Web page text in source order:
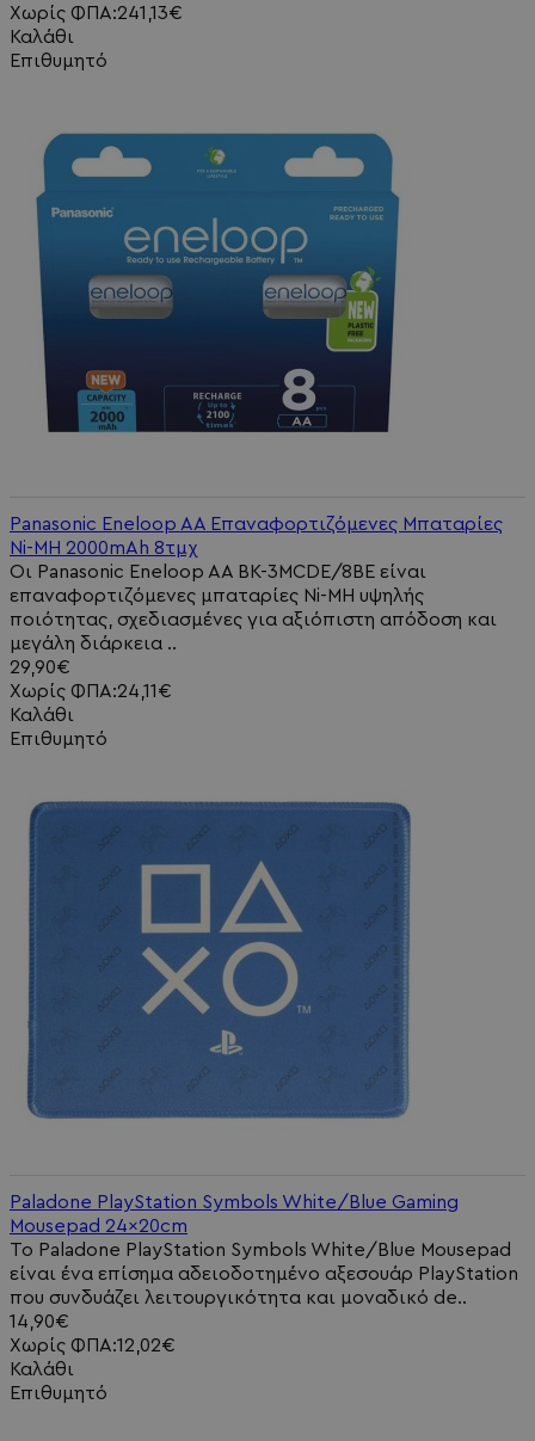
Χωρίς ΦΠΑ:241,13€
Καλάθι
Επιθυμητό
Panasonic Eneloop AA Επαναφορτιζόμενες Μπαταρίες
Ni-MH 2000mAh 8τμχ
Οι Panasonic Eneloop AA BK-3MCDE/8BE είναι
επαναφορτιζόμενες μπαταρίες Ni-MH υψηλής
ποιότητας, σχεδιασμένες για αξιόπιστη απόδοση και
μεγάλη διάρκεια ..
29,90€
Χωρίς ΦΠΑ:24,11€
Καλάθι
Επιθυμητό
Paladone PlayStation Symbols White/Blue Gaming
Mousepad 24x20cm
Το Paladone PlayStation Symbols White/Blue Mousepad
είναι ένα επίσημα αδειοδοτημένο αξεσουάρ PlayStation
που συνδυάζει λειτουργικότητα και μοναδικό de..
14,90€
Χωρίς ΦΠΑ:12,02€
Καλάθι
Επιθυμητό